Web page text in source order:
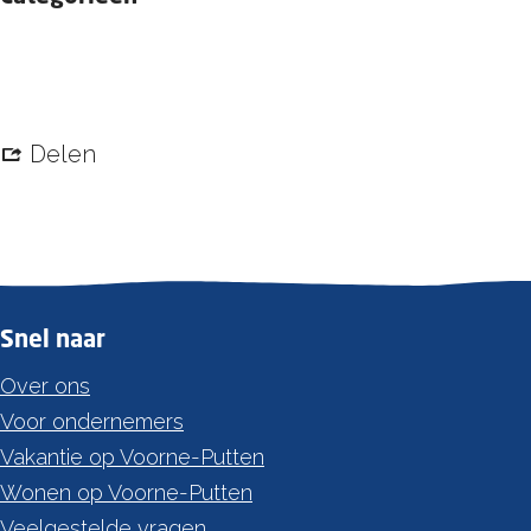
Delen
Snel naar
Over ons
Voor ondernemers
Vakantie op Voorne-Putten
Wonen op Voorne-Putten